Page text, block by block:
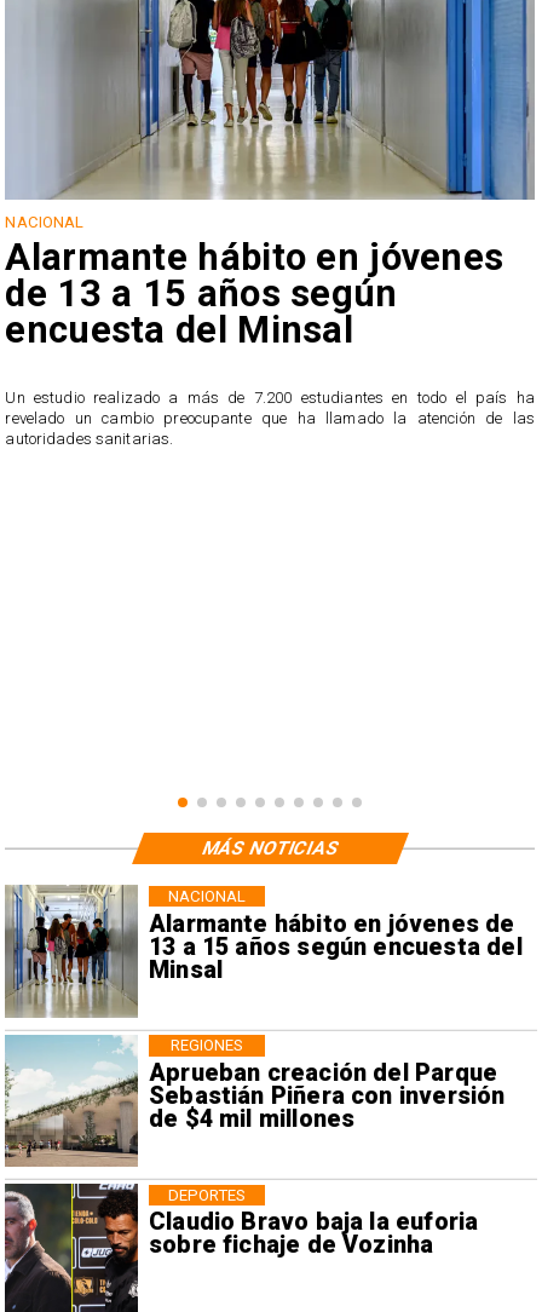
NACIONAL
Alarmante hábito en jóvenes
de 13 a 15 años según
encuesta del Minsal
Un estudio realizado a más de 7.200 estudiantes en todo el país ha
revelado un cambio preocupante que ha llamado la atención de las
autoridades sanitarias.
Alarmante hábito en jóvenes de
13 a 15 años según encuesta del
Minsal
NACIONAL
Aprueban creación del Parque
Sebastián Piñera con inversión
de $4 mil millones
REGIONES
Claudio Bravo baja la euforia
sobre fichaje de Vozinha
DEPORTES
MÁS NOTICIAS